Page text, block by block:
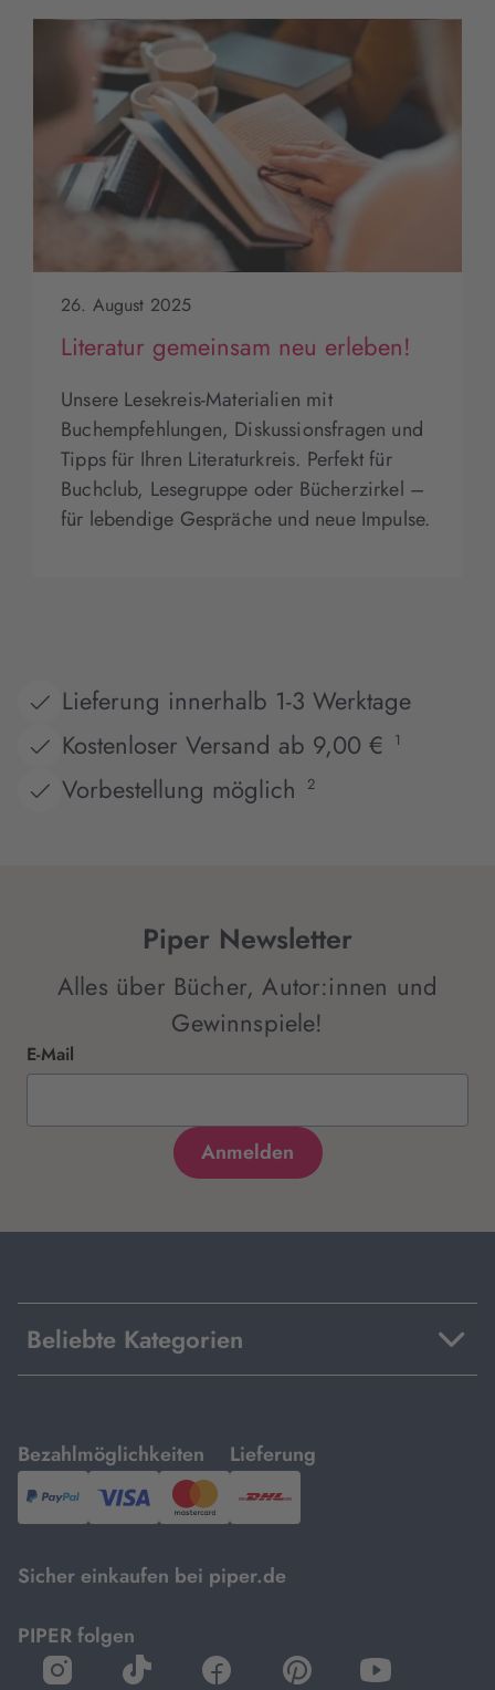
26. August 2025
Literatur gemeinsam neu erleben!
Unsere Lesekreis-Materialien mit
Buchempfehlungen, Diskussionsfragen und
Tipps für Ihren Literaturkreis. Perfekt für
Buchclub, Lesegruppe oder Bücherzirkel –
für lebendige Gespräche und neue Impulse.
Lieferung innerhalb 1-3 Werktage
Kostenloser Versand ab 9,00 €
1
Vorbestellung möglich 2
Piper Newsletter
Alles über Bücher, Autor:innen und
Gewinnspiele!
E-Mail
Beliebte Kategorien
Bezahlmöglichkeiten
mit
PayPal,Visa
und
Lieferung
mit
DHL.
Sicher einkaufen bei piper.de
PIPER folgen
öffnet
öffnet
öffnet
öffnet
öffnet